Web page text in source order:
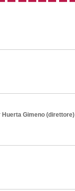
Gimeno (direttore)